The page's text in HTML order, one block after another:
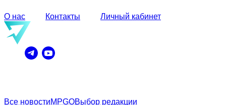
О нас Контакты Личный кабинет
Все новостиMPGOВыбор редакции